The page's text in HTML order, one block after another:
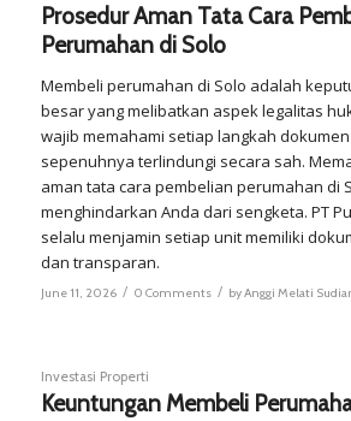
Prosedur Aman Tata Cara
Perumahan di Solo
Membeli perumahan di Solo adalah
besar yang melibatkan aspek legalitas
wajib memahami setiap langkah
sepenuhnya terlindungi secara sah.
aman tata cara pembelian perumahan di
menghindarkan Anda dari sengketa. PT
selalu menjamin setiap unit memiliki
dan transparan.
June 11, 2026 / 0 Comments / byAnggi Melati
Investasi Properti
Keuntungan Membeli